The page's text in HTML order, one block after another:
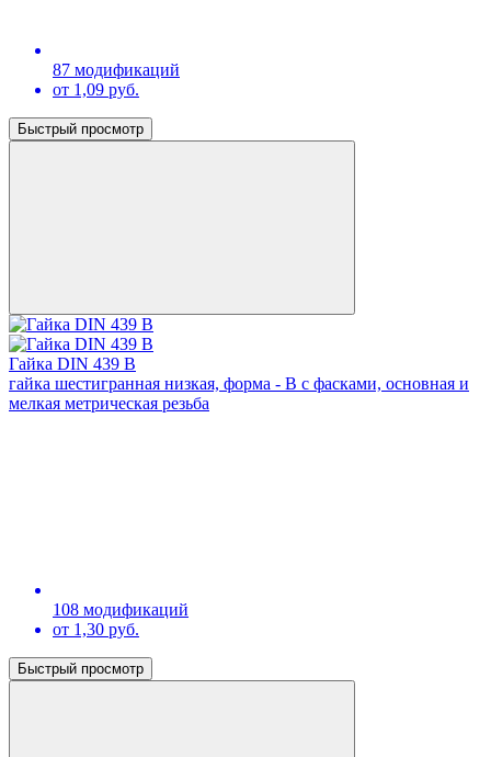
87 модификаций
от 1,09 руб.
Быстрый просмотр
Гайка DIN 439 В
гайка шестигранная низкая, форма - В с фасками, основная и
мелкая метрическая резьба
108 модификаций
от 1,30 руб.
Быстрый просмотр